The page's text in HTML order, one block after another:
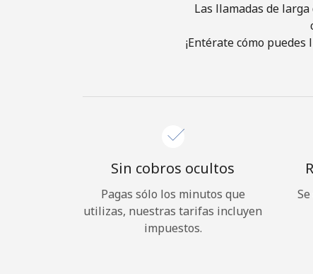
Las llamadas de
¡Entérate cómo
Sin cobros ocultos
Pagas sólo los minutos que
utilizas, nuestras tarifas incluyen
impuestos.